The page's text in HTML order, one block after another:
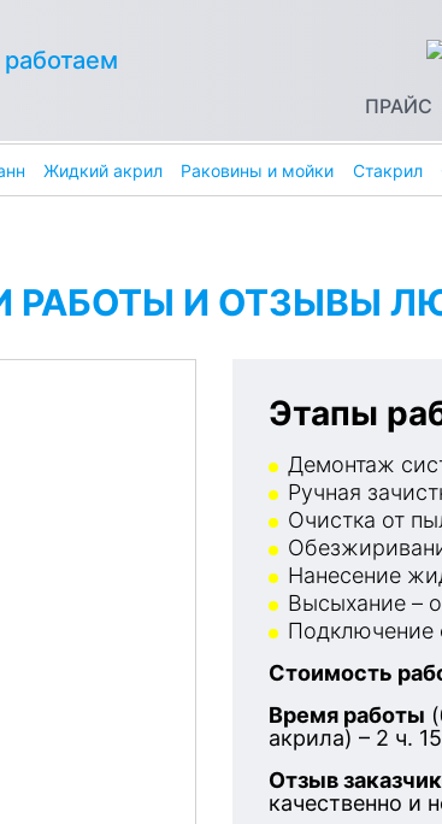
ПРАЙС
Жидкий акрил Раковины и мойки Стакрил
РАБОТЫ И ОТЗЫВЫ
Этапы
Демонтаж
Ручная
Очистка от
Нанесение
Высыхание –
Подключение
Стоимость
Время работы
акрила) – 2 ч.
Отзыв
качественно и